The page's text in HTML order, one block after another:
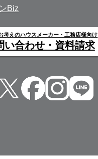
Biz
考えのハウスメーカー・工務店様向け
い合わせ・資料請求